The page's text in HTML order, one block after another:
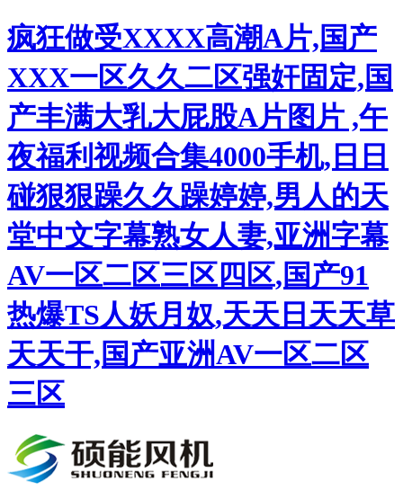
疯狂做受XXXX高潮A片,国产
XXX一区久久二区强奸固定,国
产丰满大乳大屁股A片图片 ,午
夜福利视频合集4000手机,日日
碰狠狠躁久久躁婷婷,男人的天
堂中文字幕熟女人妻,亚洲字幕
AV一区二区三区四区,国产91
热爆TS人妖月奴,天天日天天草
天天干,国产亚洲AV一区二区
三区